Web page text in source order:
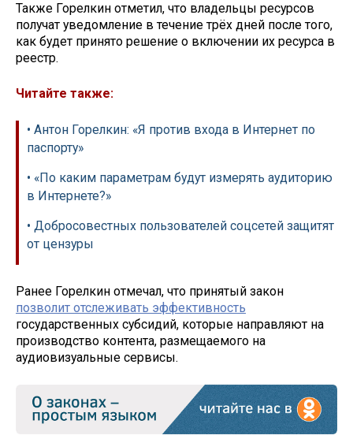
Также Горелкин отметил, что владельцы ресурсов
получат уведомление в течение трёх дней после того,
как будет принято решение о включении их ресурса в
реестр.
Читайте также:
• Антон Горелкин: «Я против входа в Интернет по
паспорту»
• «По каким параметрам будут измерять аудиторию
в Интернете?»
• Добросовестных пользователей соцсетей защитят
от цензуры
Ранее Горелкин отмечал, что принятый закон
позволит отслеживать эффективность
государственных субсидий, которые направляют на
производство контента, размещаемого на
аудиовизуальные сервисы.